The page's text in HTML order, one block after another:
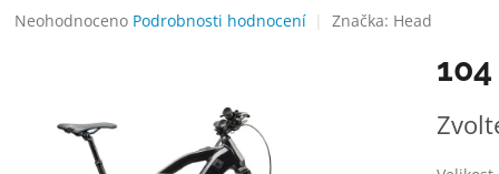
Průměrné
Neohodnoceno Podrobnosti hodnocení Značka: Head
cena: